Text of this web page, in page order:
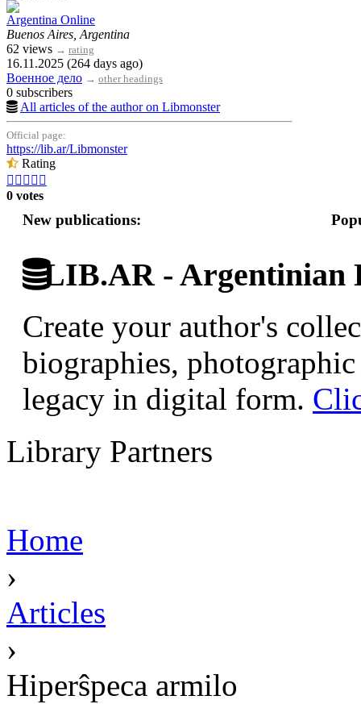
Argentina Online
Buenos Aires, Argentina
62 views → rating
16.11.2025 (264 days ago)
Военное дело → other headings
0 subscribers
All articles of the author on Libmonster
Official page:
https://lib.ar/Libmonster
Rating
    
0 votes
New publications:
LIB.AR - Argentinian
Create your author's
biographies,
legacy in digital form.
Library Partners
Home
›
Articles
›
Hiperŝpeca armilo